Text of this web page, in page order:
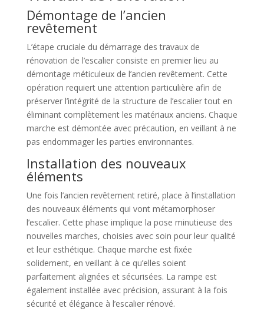
Démontage de l’ancien
revêtement
L’étape cruciale du démarrage des travaux de
rénovation de l’escalier consiste en premier lieu au
démontage méticuleux de l’ancien revêtement. Cette
opération requiert une attention particulière afin de
préserver l’intégrité de la structure de l’escalier tout en
éliminant complètement les matériaux anciens. Chaque
marche est démontée avec précaution, en veillant à ne
pas endommager les parties environnantes.
Installation des nouveaux
éléments
Une fois l’ancien revêtement retiré, place à l’installation
des nouveaux éléments qui vont métamorphoser
l’escalier. Cette phase implique la pose minutieuse des
nouvelles marches, choisies avec soin pour leur qualité
et leur esthétique. Chaque marche est fixée
solidement, en veillant à ce qu’elles soient
parfaitement alignées et sécurisées. La rampe est
également installée avec précision, assurant à la fois
sécurité et élégance à l’escalier rénové.